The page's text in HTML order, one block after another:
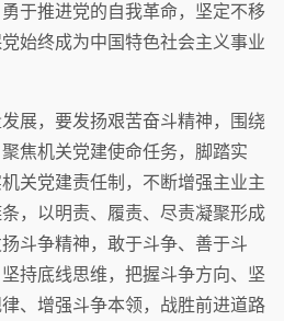
于推进党的自我革命，坚定不移
始终成为中国特色社会主义事业
展，要发扬艰苦奋斗精神，围绕
焦机关党建使命任务，脚踏实
关党建责任制，不断增强主业主
，以明责、履责、尽责凝聚形成
斗争精神，敢于斗争、善于斗
持底线思维，把握斗争方向、坚
、增强斗争本领，战胜前进道路